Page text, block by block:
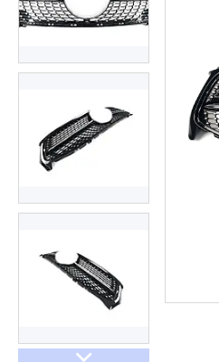
Політика конфіденційності